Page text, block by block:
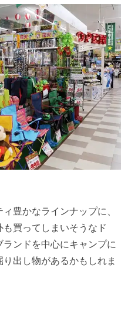
豊かなラインナップに、
買ってしまいそうなド
ンドを中心にキャンプに
出し物があるかもしれま